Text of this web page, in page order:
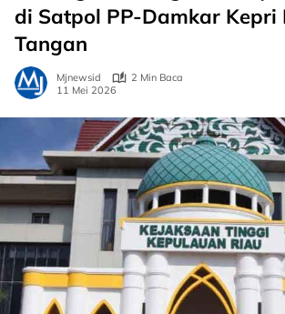
di Satpol PP-Damkar Kepri
Tangan
Mjnewsid
2 Min Baca
11 Mei 2026